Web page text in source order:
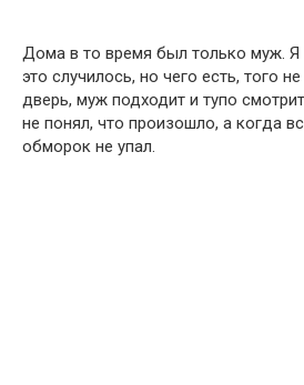
Дома в то время был только муж. Я
это случилось, но чего есть, того
дверь, муж подходит и тупо
не понял, что произошло, а когда
обморок не упал.